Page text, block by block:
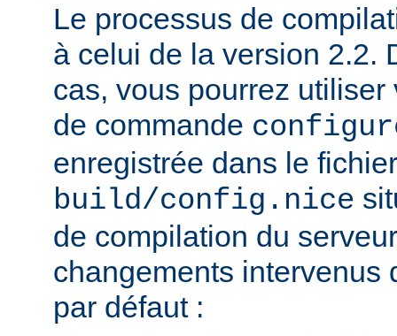
Le processus de
à celui de la version 2.2.
cas, vous pourrez
de commande
enregistrée dans le fichier
build/config.nice
de compilation du
changements intervenus
par défaut :